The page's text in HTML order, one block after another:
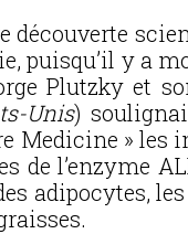
découverte
puisqu’il y a
Plutzky et
Unis)
Medicine » les
de l’enzyme
adipocytes,